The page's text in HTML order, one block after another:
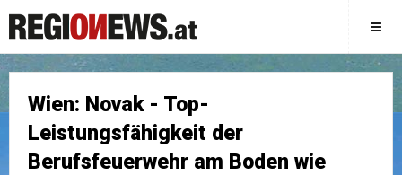
Wien: Novak - Top-
Leistungsfähigkeit der
Berufsfeuerwehr am Boden wie